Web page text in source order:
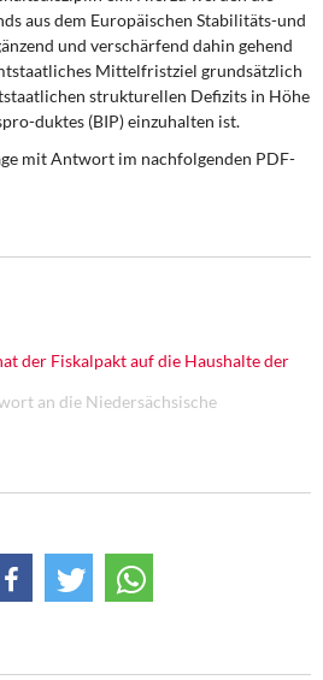
aus dem Europäischen Stabilitäts-und
und verschärfend dahin gehend
Mittelfristziel grundsätzlich
strukturellen Defizits in Höhe
duktes (BIP) einzuhalten ist.
mit Antwort im nachfolgenden PDF-
der Fiskalpakt auf die Haushalte der
an die Niedersächsische